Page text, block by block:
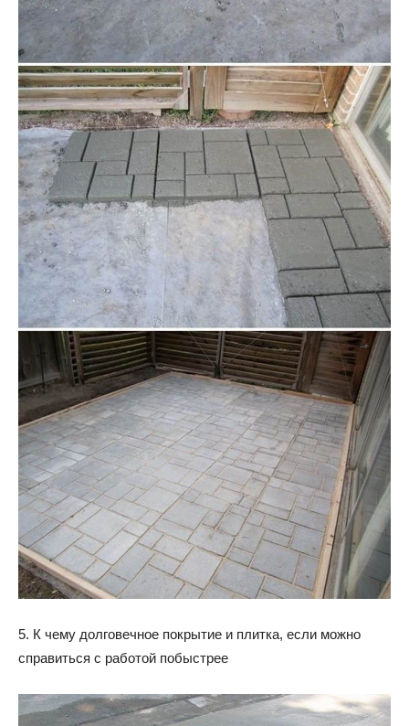
5. К чему долговечное покрытие и плитка, если можно
справиться с работой побыстрее